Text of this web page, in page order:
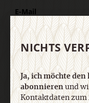
E-Mail
NICHTS
Ja, ich möchte
abonnierenund
Kontaktdaten